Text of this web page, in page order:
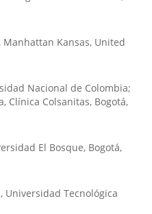
Kansas, United
Nacional de Colombia;
Clínica Colsanitas, Bogotá,
El Bosque, Bogotá,
Tecnológica